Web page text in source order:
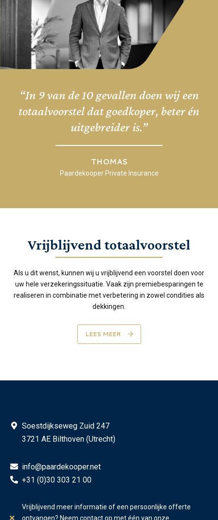
“In 9 van de 10 gevallen doen wij een
totaalvoorstel dat goedkoper, beter én
uitgebreider is.”
THOMAS
Paardekooper Private Insurance
Vrijblijvend totaalvoorstel
Als u dit wenst, kunnen wij u vrijblijvend een voorstel doen voor
uw hele verzekeringssituatie. Vaak zijn premiebesparingen te
realiseren in combinatie met verbetering in zowel condities als
dekkingen.
LEES MEER
Vrijblijvend meer informatie of een persoonlijke offerte
ontvangen? Neem contact op met één van onze
Soestdijkseweg Zuid 247
3721 AE Bilthoven (Utrecht)
info@paardekooper.net
+31 (0)30 303 21 00
Volg ons op LinkedIn